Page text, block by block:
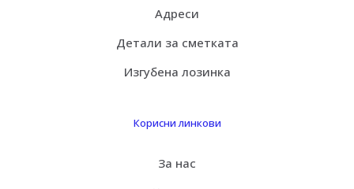
Адреси
Детали за сметката
Изгубена лозинка
Корисни линкови
За нас